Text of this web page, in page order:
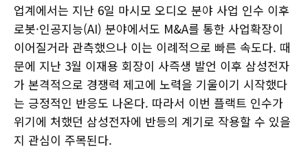
업계에서는 지난 6일 마시모 오디오 분야 사업 인수 이후
로봇·인공지능(AI) 분야에서도 M&A를 통한 사업확장이
이어질거라 관측했으나 이는 이례적으로 빠른 속도다. 때
문에 지난 3월 이재용 회장이 사즉생 발언 이후 삼성전자
가 본격적으로 경쟁력 제고에 노력을 기울이기 시작했다
는 긍정적인 반응도 나온다. 따라서 이번 플랙트 인수가
위기에 처했던 삼성전자에 반등의 계기로 작용할 수 있을
지 관심이 주목된다.